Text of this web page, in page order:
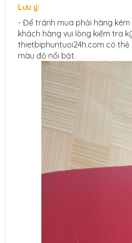
Lưu ý:
- Để tránh mua phải hàng
khách hàng vui lòng kiểm tra
thietbiphuntuoi24h.com có
màu đỏ nổi bật.